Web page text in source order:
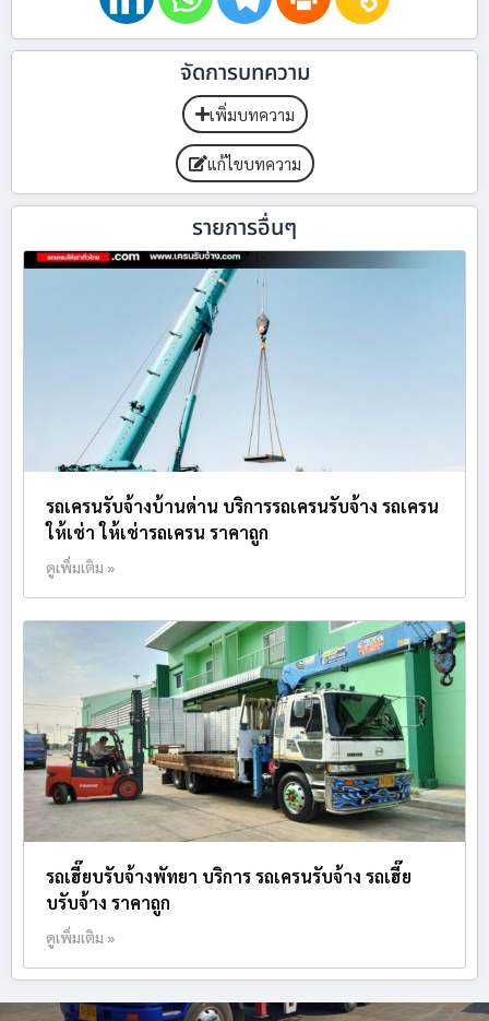
จัดการบทความ
เพิ่มบทความ
แก้ไขบทความ
รายการอื่นๆ
รถเครนรับจ้างบ้านด่าน บริการรถเครนรับจ้าง รถเครน
ให้เช่า ให้เช่ารถเครน ราคาถูก
ดูเพิ่มเติม »
รถเฮี๊ยบรับจ้างพัทยา บริการ รถเครนรับจ้าง รถเฮี๊ย
บรับจ้าง ราคาถูก
ดูเพิ่มเติม »